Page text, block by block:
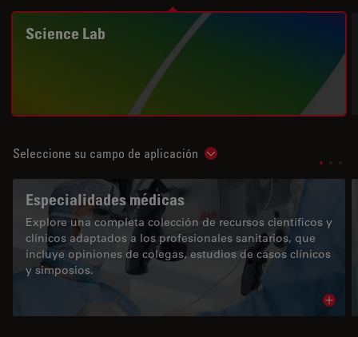
Science Lab
Seleccione su campo de aplicación Show subnavigation
Especialidades médicas
Explore una completa colección de recursos científicos y
clínicos adaptados a los profesionales sanitarios, que
incluye opiniones de colegas, estudios de casos clínicos
y simposios.